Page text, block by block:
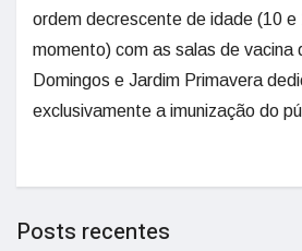
ordem decrescente de idade (10 e
momento) com as salas de vacina
Domingos e Jardim Primavera
exclusivamente a imunização do
Posts recentes